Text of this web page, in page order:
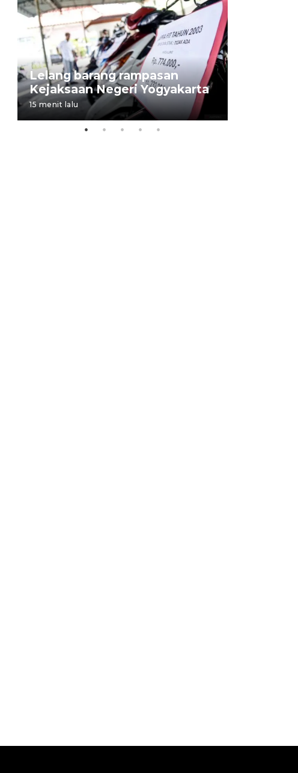
Lelang barang rampasan
Kejaksaan Negeri Yogyakarta
15 menit lalu